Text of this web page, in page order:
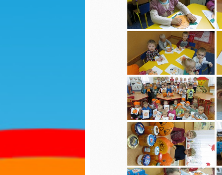
Dzień kobiet
Dokarmianie
ptaków
Nauka pełnej
godziny
Świąteczne zdjęcia
Jasełka
Praca z balonami
Sadzonki
Walentynki
Zajęcia otwarte
Jasełka
Dzień
Dzień
jesieni
Dzień